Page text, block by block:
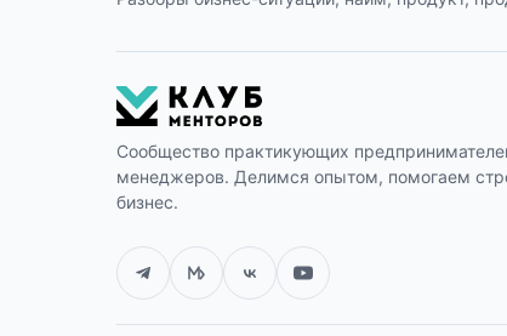
Сообщество практикующих
менеджеров. Делимся опытом, помогаем
бизнес.